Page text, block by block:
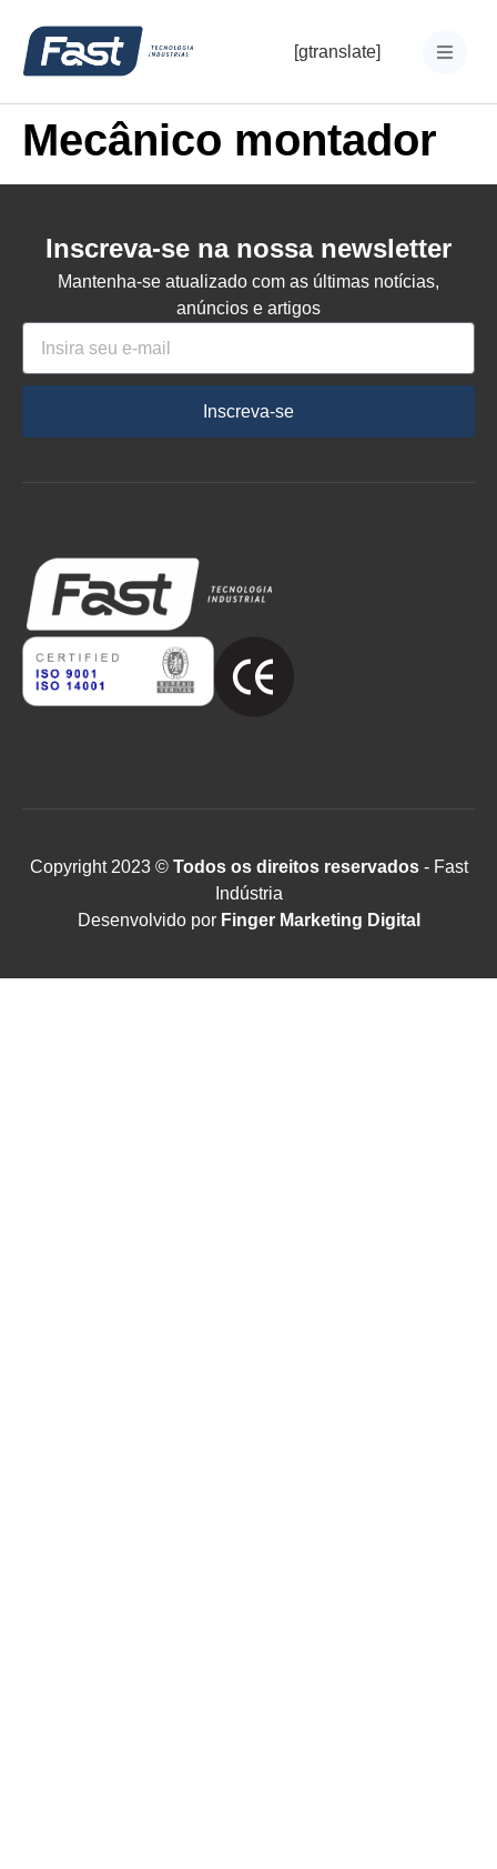
[gtranslate]
Mecânico montador
Inscreva-se na nossa newsletter
Mantenha-se atualizado com as últimas notícias,
anúncios e artigos
Inscreva-se
Copyright 2023 ©Todos os direitos reservados- Fast
Indústria
Desenvolvido por Finger Marketing Digital